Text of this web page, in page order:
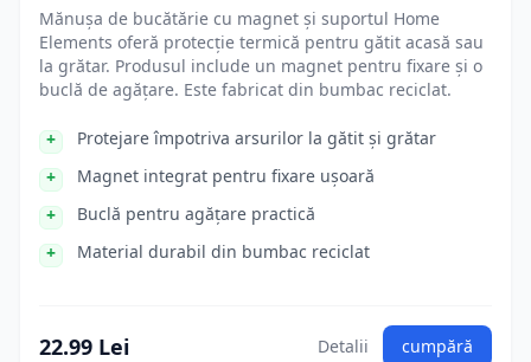
Mănușa de bucătărie cu magnet și suportul Home
Elements oferă protecție termică pentru gătit acasă sau
la grătar. Produsul include un magnet pentru fixare și o
buclă de agățare. Este fabricat din bumbac reciclat.
Protejare împotriva arsurilor la gătit și grătar
Magnet integrat pentru fixare ușoară
Buclă pentru agățare practică
Material durabil din bumbac reciclat
22.99 Lei Detalii cumpără